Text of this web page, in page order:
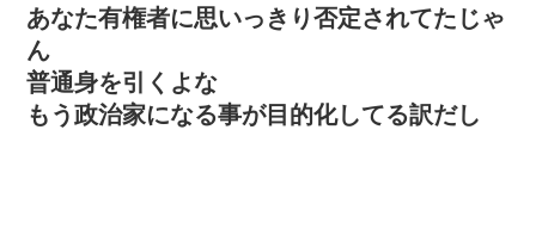
あなた有権者に思いっきり否定されてたじゃ
ん
普通身を引くよな
もう政治家になる事が目的化してる訳だし